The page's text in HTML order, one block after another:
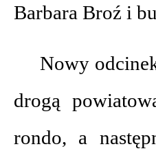
Barbara Broź i
Nowy
drogą
rondo, a